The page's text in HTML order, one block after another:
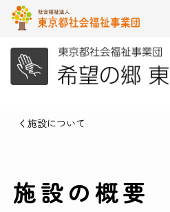
施設について
施設の概要